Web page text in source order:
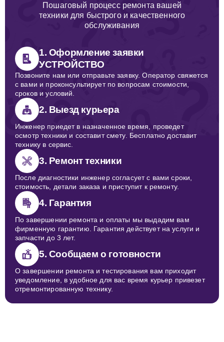
Пошаговый процесс ремонта вашей
техники для быстрого и качественного
обслуживания
1. Оформление заявки
УСТРОЙСТВО
Позвоните нам или отправьте заявку. Оператор свяжется
с вами и проконсультирует по вопросам стоимости,
сроков и условий.
2. Выезд курьера
Инженер приедет в назначенное время, проведет
осмотр техники и составит смету. Бесплатно доставит
технику в сервис.
3. Ремонт техники
После диагностики инженер согласует с вами сроки,
стоимость, детали заказа и приступит к ремонту.
4. Гарантия
По завершении ремонта и оплаты мы выдадим вам
фирменную гарантию. Гарантия действует на услуги и
запчасти до 3 лет.
5. Сообщаем о готовности
О завершении ремонта и тестирования вам приходит
уведомление, в удобное для вас время курьер привезет
отремонтированную технику.